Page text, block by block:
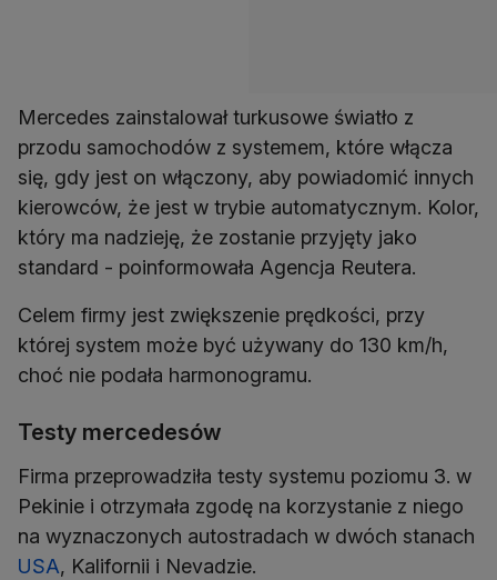
Mercedes zainstalował turkusowe światło z
przodu samochodów z systemem, które włącza
się, gdy jest on włączony, aby powiadomić innych
kierowców, że jest w trybie automatycznym. Kolor,
który ma nadzieję, że zostanie przyjęty jako
standard - poinformowała Agencja Reutera.
Celem firmy jest zwiększenie prędkości, przy
której system może być używany do 130 km/h,
choć nie podała harmonogramu.
Testy mercedesów
Firma przeprowadziła testy systemu poziomu 3. w
Pekinie i otrzymała zgodę na korzystanie z niego
na wyznaczonych autostradach w dwóch stanach
USA, Kalifornii i Nevadzie.